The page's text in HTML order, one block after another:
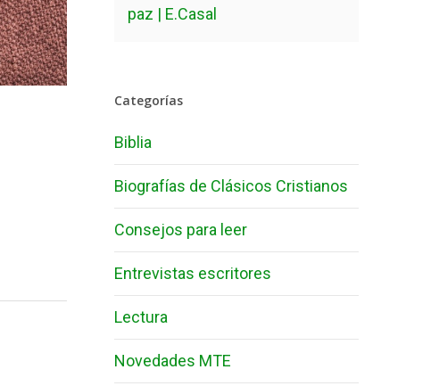
paz | E.Casal
Categorías
Biblia
Biografías de Clásicos Cristianos
Consejos para leer
Entrevistas escritores
Lectura
Novedades MTE